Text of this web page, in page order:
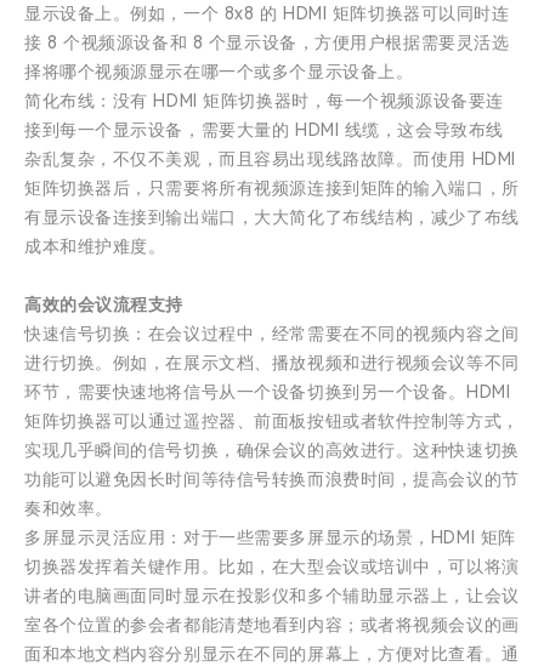
显示设备上。例如，一个 8x8 的 HDMI 矩阵切换器可以同时连
接 8 个视频源设备和 8 个显示设备，方便用户根据需要灵活选
择将哪个视频源显示在哪一个或多个显示设备上。
简化布线：没有 HDMI 矩阵切换器时，每一个视频源设备要连
接到每一个显示设备，需要大量的 HDMI 线缆，这会导致布线
杂乱复杂，不仅不美观，而且容易出现线路故障。而使用 HDMI
矩阵切换器后，只需要将所有视频源连接到矩阵的输入端口，所
有显示设备连接到输出端口，大大简化了布线结构，减少了布线
成本和维护难度。
高效的会议流程支持
快速信号切换：在会议过程中，经常需要在不同的视频内容之间
进行切换。例如，在展示文档、播放视频和进行视频会议等不同
环节，需要快速地将信号从一个设备切换到另一个设备。HDMI
矩阵切换器可以通过遥控器、前面板按钮或者软件控制等方式，
实现几乎瞬间的信号切换，确保会议的高效进行。这种快速切换
功能可以避免因长时间等待信号转换而浪费时间，提高会议的节
奏和效率。
多屏显示灵活应用：对于一些需要多屏显示的场景，HDMI 矩阵
切换器发挥着关键作用。比如，在大型会议或培训中，可以将演
讲者的电脑画面同时显示在投影仪和多个辅助显示器上，让会议
室各个位置的参会者都能清楚地看到内容；或者将视频会议的画
面和本地文档内容分别显示在不同的屏幕上，方便对比查看。通